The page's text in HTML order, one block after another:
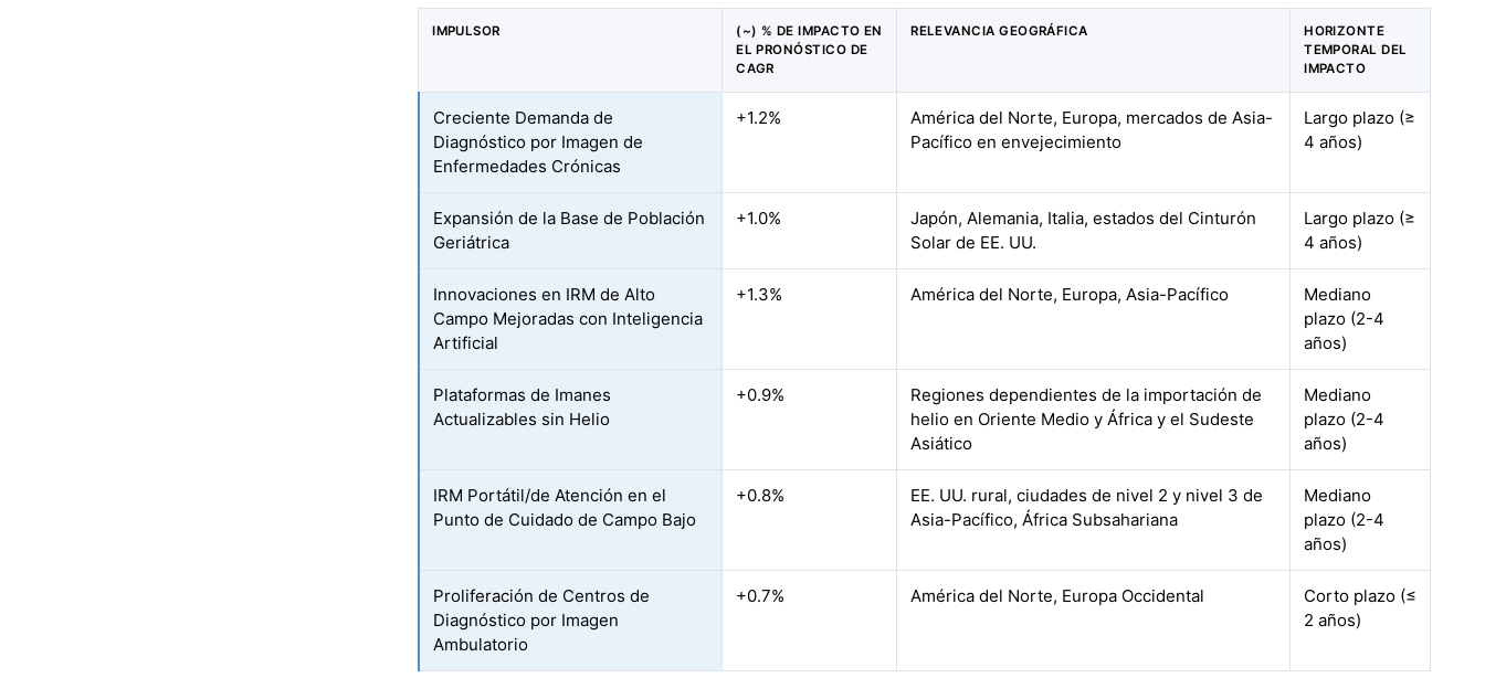
IMPULSOR
(~) % DE IMPACTO EN
EL PRONÓSTICO DE
CAGR
RELEVANCIA GEOGRÁFICA
HORIZONTE
TEMPORAL DEL
IMPACTO
Creciente Demanda de
Diagnóstico por Imagen de
Enfermedades Crónicas
+1.2%
América del Norte, Europa, mercados de Asia-
Pacífico en envejecimiento
Largo plazo (≥
4 años)
Expansión de la Base de Población
Geriátrica
+1.0%
Japón, Alemania, Italia, estados del Cinturón
Solar de EE. UU.
Largo plazo (≥
4 años)
Innovaciones en IRM de Alto
Campo Mejoradas con Inteligencia
Artificial
+1.3% América del Norte, Europa, Asia-Pacífico
Mediano
plazo (2-4
años)
Plataformas de Imanes
Actualizables sin Helio
+0.9%
Regiones dependientes de la importación de
helio en Oriente Medio y África y el Sudeste
Asiático
Mediano
plazo (2-4
años)
IRM Portátil/de Atención en el
Punto de Cuidado de Campo Bajo
+0.8%
EE. UU. rural, ciudades de nivel 2 y nivel 3 de
Asia-Pacífico, África Subsahariana
Mediano
plazo (2-4
años)
Proliferación de Centros de
Diagnóstico por Imagen
Ambulatorio
+0.7% América del Norte, Europa Occidental
Corto plazo (≤
2 años)